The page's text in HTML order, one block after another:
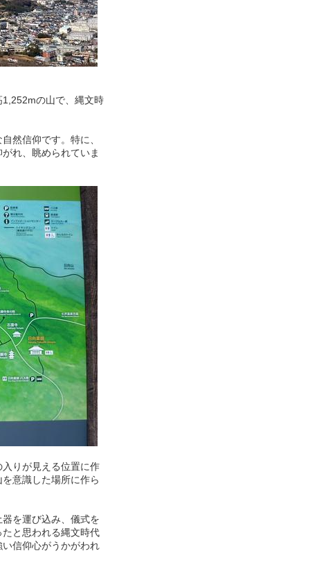
の山で、縄文時
然信仰です。特に、
れ、眺められていま
りが見える位置に作
意識した場所に作ら
を運び込み、儀式を
と思われる縄文時代
信仰心がうかがわれ